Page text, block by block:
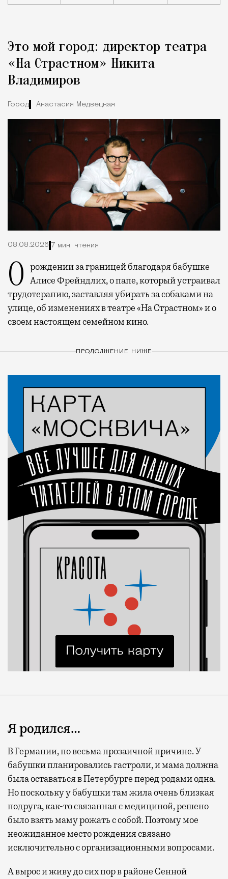
Город
Это мой город: директор театра
«На Страстном» Никита
Владимиров
Город Анастасия Медвецкая
08.08.2026 7 мин. чтения
О рождении за границей благодаря бабушке Алисе Фрейндлих, о папе, который устраивал
трудотерапию, заставляя убирать за собаками на
улице, об изменениях в театре «На Страстном» и о
своем настоящем семейном кино.
ПРОДОЛЖЕНИЕ НИЖЕ
Я родился…
В Германии, по весьма прозаичной причине. У
бабушки планировались гастроли, и мама должна
была оставаться в Петербурге перед родами одна.
Но поскольку у бабушки там жила очень близкая
подруга, как-то связанная с медициной, решено
было взять маму рожать с собой. Поэтому мое
неожиданное место рождения связано
исключительно с организационными вопросами.
А вырос и живу до сих пор в районе Сенной